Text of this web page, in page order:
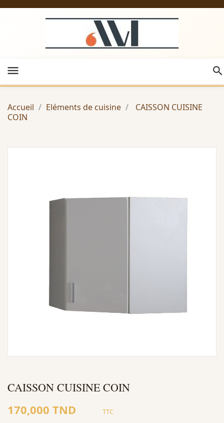
menu
Accueil Eléments de cuisine
CAISSON CUISINE
COIN
CAISSON CUISINE COIN
170,000 TND TTC